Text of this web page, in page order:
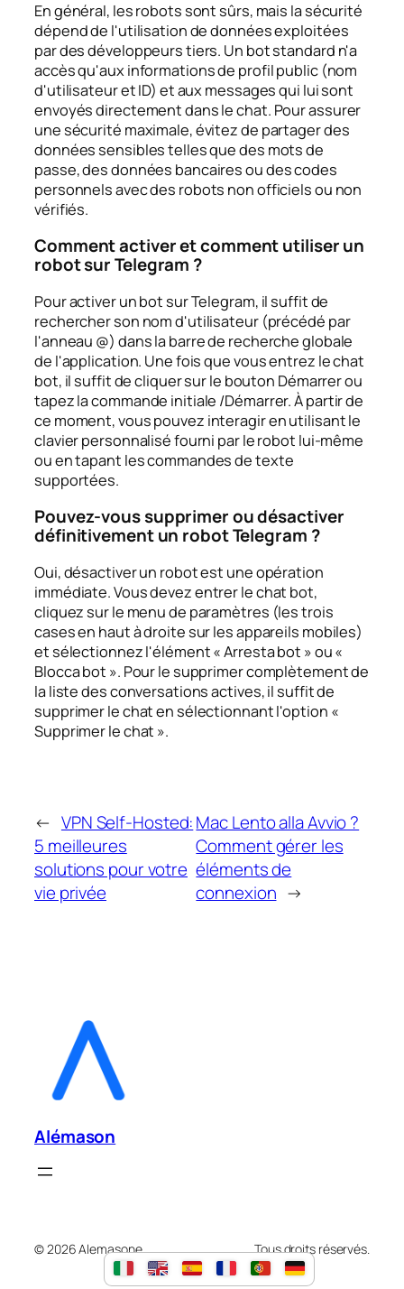
En général, les robots sont sûrs, mais la sécurité
dépend de l'utilisation de données exploitées
par des développeurs tiers. Un bot standard n'a
accès qu'aux informations de profil public (nom
d'utilisateur et ID) et aux messages qui lui sont
envoyés directement dans le chat. Pour assurer
une sécurité maximale, évitez de partager des
données sensibles telles que des mots de
passe, des données bancaires ou des codes
personnels avec des robots non officiels ou non
vérifiés.
Comment activer et comment utiliser un
robot sur Telegram ?
Pour activer un bot sur Telegram, il suffit de
rechercher son nom d'utilisateur (précédé par
l'anneau @) dans la barre de recherche globale
de l'application. Une fois que vous entrez le chat
bot, il suffit de cliquer sur le bouton Démarrer ou
tapez la commande initiale /Démarrer. À partir de
ce moment, vous pouvez interagir en utilisant le
clavier personnalisé fourni par le robot lui-même
ou en tapant les commandes de texte
supportées.
Pouvez-vous supprimer ou désactiver
définitivement un robot Telegram ?
Oui, désactiver un robot est une opération
immédiate. Vous devez entrer le chat bot,
cliquez sur le menu de paramètres (les trois
cases en haut à droite sur les appareils mobiles)
et sélectionnez l'élément « Arresta bot » ou «
Blocca bot ». Pour le supprimer complètement de
la liste des conversations actives, il suffit de
supprimer le chat en sélectionnant l'option «
Supprimer le chat ».
← VPN Self-Hosted:
5 meilleures
solutions pour votre
vie privée
Mac Lento alla Avvio ?
Comment gérer les
éléments de
connexion →
Alémason
© 2026 Alemasone. Tous droits réservés.